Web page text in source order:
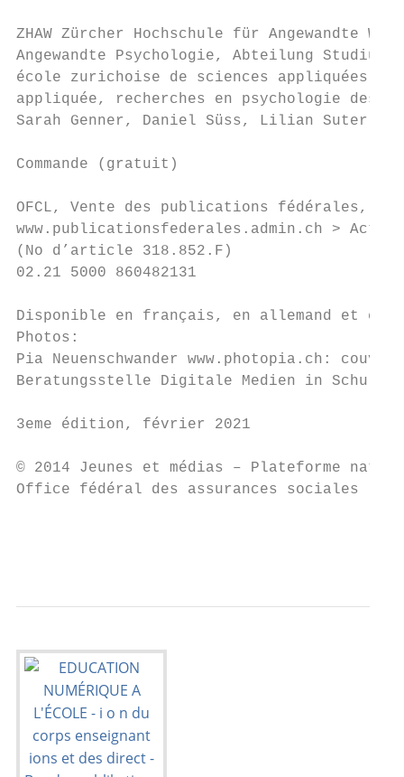
ZHAW Zürcher Hochschule für Angewandte
Angewandte Psychologie, Abteilung Studium
école zurichoise de sciences appliquées,
appliquée, recherches en psychologie des
Sarah Genner, Daniel Süss, Lilian Suter
Commande (gratuit)
OFCL, Vente des publications fédérales, CH-
www.publicationsfederales.admin.ch >
(No d’article 318.852.F)
02.21 5000 860482131
Disponible en français, en allemand et en
Photos:
Pia Neuenschwander www.photopia.ch:
Beratungsstelle Digitale Medien in Schule
3eme édition, février 2021
© 2014 Jeunes et médias – Plateforme
Office fédéral des assurances sociales